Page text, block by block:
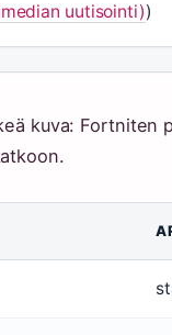
uutisointi))
kuva: Fortniten